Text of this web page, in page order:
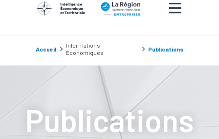
Accueil
Informations
Économiques
Publications
Publications